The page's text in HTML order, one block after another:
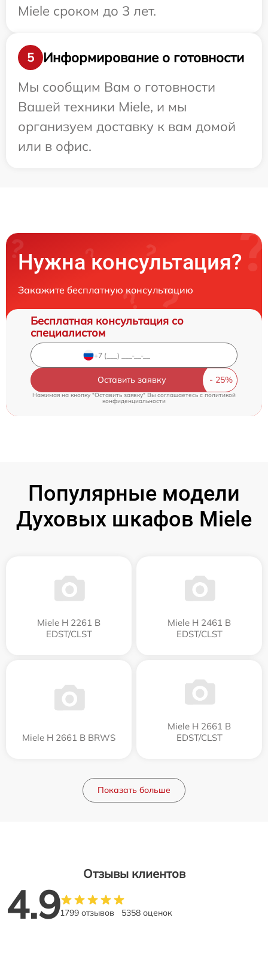
Miele сроком до 3 лет.
5
Информирование о готовности
Мы сообщим Вам о готовности
Вашей техники Miele, и мы
организуем доставку к вам домой
или в офис.
Нужна консультация?
Закажите бесплатную консультацию
Бесплатная консультация со
специалистом
Оставить заявку
Нажимая на кнопку "Оставить заявку" Вы соглашаетесь cполитикой
конфиденциальности
Популярные модели
Духовых шкафов Miele
Miele H 2261 B
EDST/CLST
Miele H 2461 B
EDST/CLST
Miele H 2661 B BRWS
Miele H 2661 B
EDST/CLST
Показать больше
Отзывы клиентов
4.91799 отзывов 5358 оценок